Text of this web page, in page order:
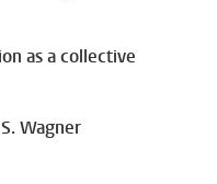
as a collective
Wagner